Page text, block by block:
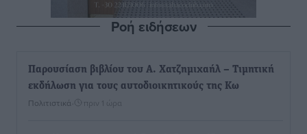
Ροή ειδήσεων
Παρουσίαση βιβλίου του Α. Χατζημιχαήλ – Τιμητική
εκδήλωση για τους αυτοδιοικητικούς της Κω
Πολιτιστικά πριν 1 ώρα